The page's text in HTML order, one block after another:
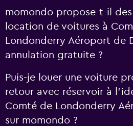
momondo propose-t-il
location de voitures à
Londonderry Aéroport de
annulation gratuite ?
Puis-je louer une voiture
retour avec réservoir à
Comté de Londonderry
sur momondo ?